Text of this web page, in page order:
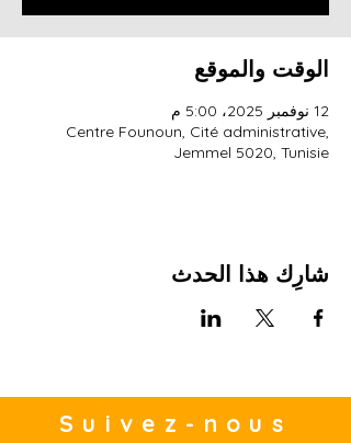
الوقت والموقع
12 نوفمبر 2025، 5:00 م
Centre Founoun, Cité administrative,
Jemmel 5020, Tunisie
شارِك هذا الحدث
Suivez-nous